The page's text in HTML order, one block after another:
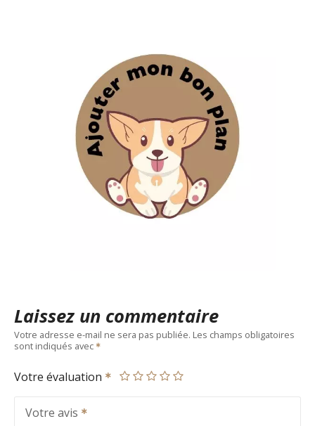
Laissez un commentaire
Votre adresse e-mail ne sera pas publiée. Les champs obligatoires
sont indiqués avec
Votre évaluation
Votre avis